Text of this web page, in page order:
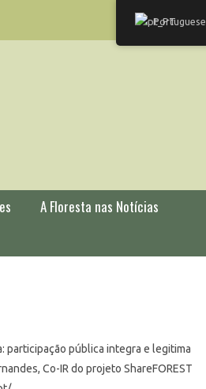
A Floresta nas Notícias
participação pública integra e legitima
Co-IR do projeto ShareFOREST
Portuguese